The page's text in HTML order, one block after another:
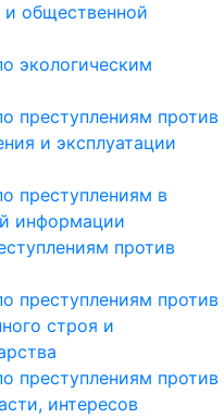
и общественной
экологическим
преступлениям против
и эксплуатации
преступлениям в
информации
против
преступлениям против
строя и
преступлениям против
интересов